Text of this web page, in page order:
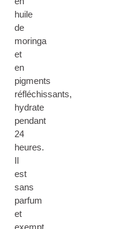
huile
de
moringa
et
en
pigments
réfléchissants,
hydrate
pendant
24
heures.
Il
est
sans
parfum
et
exempt